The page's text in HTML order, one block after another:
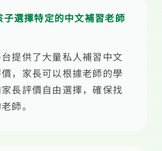
選擇特定的中文補習老師
提供了大量私人補習中文
，家長可以根據老師的學
長評價自由選擇，確保找
師。